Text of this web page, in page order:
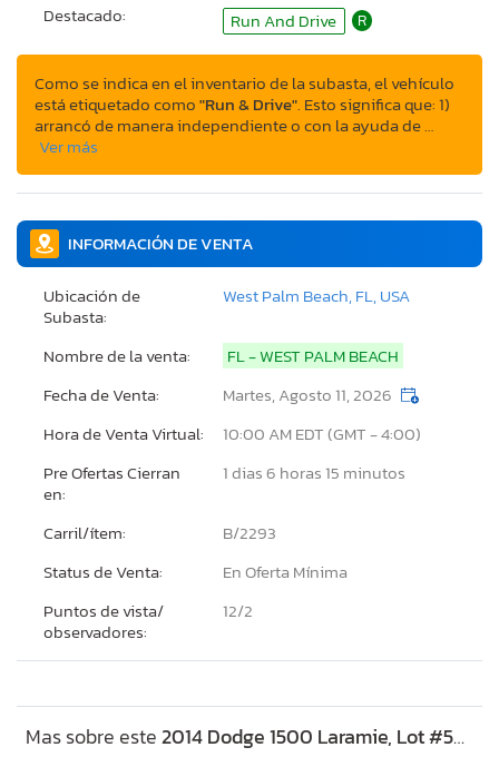
Destacado:
Run And Drive R
Como se indica en el inventario de la subasta, el vehículo
está etiquetado como"Run & Drive". Esto significa que: 1)
arrancó de manera independiente o con la ayuda de …
Ver más
INFORMACIÓN DE VENTA
Ubicación de
Subasta:
West Palm Beach, FL, USA
Nombre de la venta:
FL - WEST PALM BEACH
Fecha de Venta:
Martes, Agosto 11, 2026
Hora de Venta Virtual:
10:00 AM EDT (GMT - 4:00)
Pre Ofertas Cierran
en:
1 dias 6 horas 15 minutos
Carril/ítem:
B/2293
Status de Venta:
En Oferta Mínima
Puntos de vista/
observadores:
12/2
Mas sobre este2014 Dodge 1500 Laramie, Lot #56485386